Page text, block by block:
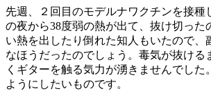
先週、２回目のモデルナワクチンを接種
の夜から38度弱の熱が出て、抜け切った
い熱を出したり倒れた知人もいたので、
なほうだったのでしょう。毒気が抜ける
くギターを触る気力が湧きませんでした
ようにしたいものです。